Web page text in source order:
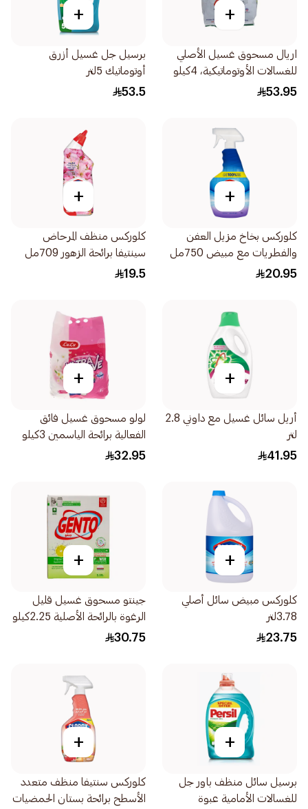
+
اريال مسحوق غسيل الأصلي
للغسالات الأوتوماتيكية، 4كيلو
53.95
+
برسيل جل غسيل أزرق
أوتوماتيك 5لتر
53.5
+
كلوركس بخاخ مزيل العفن
والفطريات مع مبيض 750مل
20.95
+
كلوركس منظف المرحاض
سينتيفا برائحة الزهور 709مل
19.5
+
أريل سائل غسيل مع داوني 2.8
لتر
41.95
+
لولو مسحوق غسيل فائق
الفعالية برائحة الياسمين 3كيلو
32.95
+
كلوركس مبيض سائل أصلي
3.78لتر
23.75
+
جينتو مسحوق غسيل قليل
الرغوة بالرائحة الأصلية 2.25كيلو
30.75
+
برسيل سائل منظف باور جل
للغسالات الأمامية عبوة
+
كلوركس سنتيفا منظف متعدد
الأسطح برائحة بستان الحمضيات